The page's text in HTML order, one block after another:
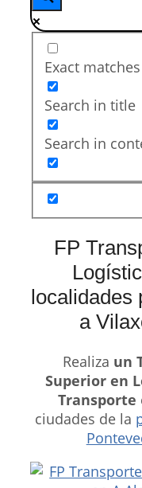
Exact
Search in title
Search in
FP
localidades
a
Realiza un
Superior en
Transporte
ciudades de la